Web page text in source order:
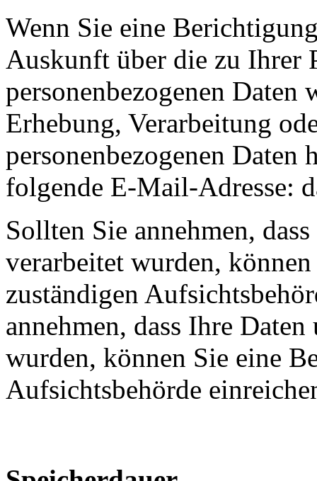
Wenn Sie eine
Auskunft über die zu Ihrer
personenbezogenen Daten
Erhebung, Verarbeitung
personenbezogenen Daten
folgende E-Mail-Adresse:
Sollten Sie annehmen,
verarbeitet wurden,
zuständigen
annehmen, dass Ihre
wurden, können Sie eine
Aufsichtsbehörde